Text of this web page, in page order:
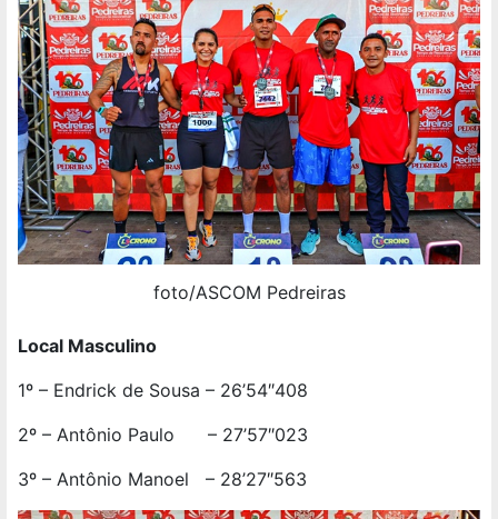
foto/ASCOM Pedreiras
Local Masculino
1º – Endrick de Sousa – 26’54″408
2º – Antônio Paulo – 27’57″023
3º – Antônio Manoel – 28’27″563